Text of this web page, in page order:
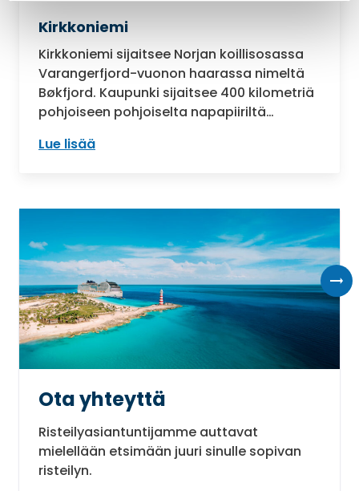
Kirkkoniemi
Kirkkoniemi sijaitsee Norjan koillisosassa
Varangerfjord-vuonon haarassa nimeltä
Bøkfjord. Kaupunki sijaitsee 400 kilometriä
pohjoiseen pohjoiselta napapiiriltä…
Lue lisää
Ota yhteyttä
Risteilyasiantuntijamme auttavat
mielellään etsimään juuri sinulle sopivan
risteilyn.